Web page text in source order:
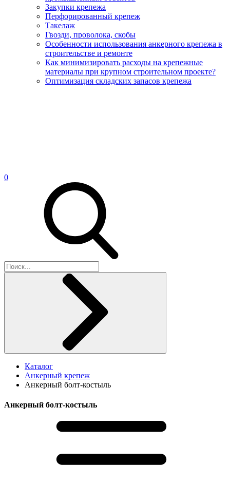
Закупки крепежа
Перфорированный крепеж
Такелаж
Гвозди, проволока, скобы
Особенности использования анкерного крепежа в
строительстве и ремонте
Как минимизировать расходы на крепежные
материалы при крупном строительном проекте?
Оптимизация складских запасов крепежа
0
Каталог
Анкерный крепеж
Анкерный болт-костыль
Анкерный болт-костыль